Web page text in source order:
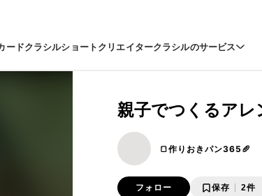
ードクラシルショートクリエイタークラシルのサービス
親子でつくるア
🍞作りおきパン365🥖
フォロー 保存 2件